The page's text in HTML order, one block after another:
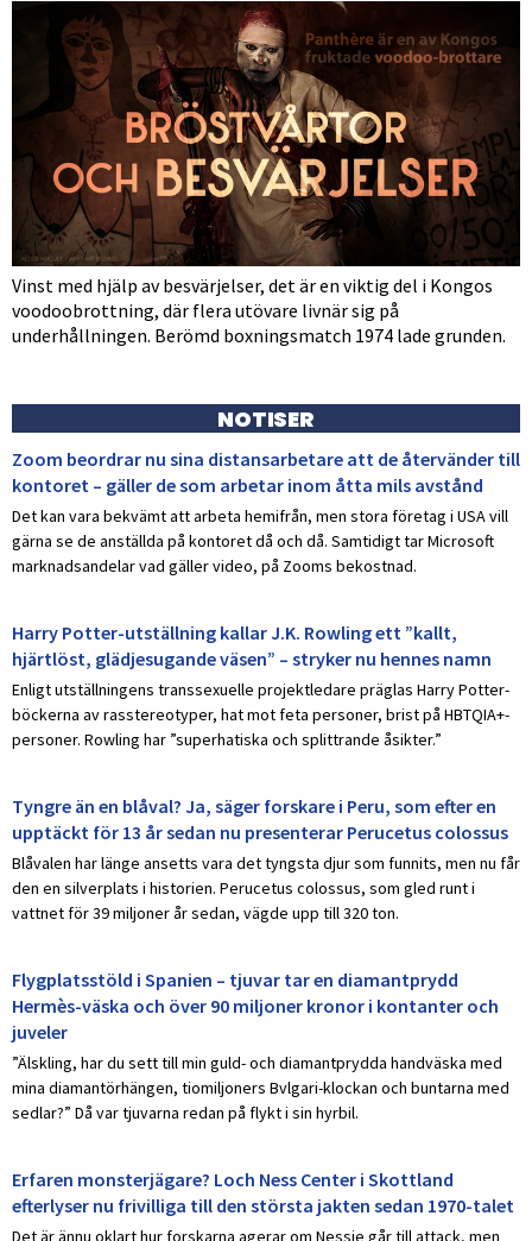
Vinst med hjälp av besvärjelser, det är en viktig del i Kongos
voodoobrottning, där flera utövare livnär sig på
underhållningen. Berömd boxningsmatch 1974 lade grunden.
NOTISER
Zoom beordrar nu sina distansarbetare att de återvänder till
kontoret – gäller de som arbetar inom åtta mils avstånd
Det kan vara bekvämt att arbeta hemifrån, men stora företag i USA vill
gärna se de anställda på kontoret då och då. Samtidigt tar Microsoft
marknadsandelar vad gäller video, på Zooms bekostnad.
Harry Potter-utställning kallar J.K. Rowling ett ”kallt,
hjärtlöst, glädjesugande väsen” – stryker nu hennes namn
Enligt utställningens transsexuelle projektledare präglas Harry Potter-
böckerna av rasstereotyper, hat mot feta personer, brist på HBTQIA+-
personer. Rowling har ”superhatiska och splittrande åsikter.”
Tyngre än en blåval? Ja, säger forskare i Peru, som efter en
upptäckt för 13 år sedan nu presenterar Perucetus colossus
Blåvalen har länge ansetts vara det tyngsta djur som funnits, men nu får
den en silverplats i historien. Perucetus colossus, som gled runt i
vattnet för 39 miljoner år sedan, vägde upp till 320 ton.
Flygplatsstöld i Spanien – tjuvar tar en diamantprydd
Hermès-väska och över 90 miljoner kronor i kontanter och
juveler
”Älskling, har du sett till min guld- och diamantprydda handväska med
mina diamantörhängen, tiomiljoners Bvlgari-klockan och buntarna med
sedlar?” Då var tjuvarna redan på flykt i sin hyrbil.
Erfaren monsterjägare? Loch Ness Center i Skottland
efterlyser nu frivilliga till den största jakten sedan 1970-talet